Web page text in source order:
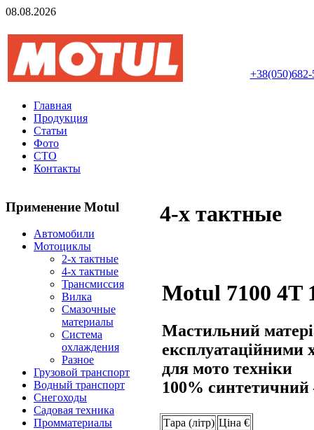
08.08.2026
+38(050)682-
Главная
Продукция
Статьи
Фото
СТО
Контакты
Применение Motul
Автомобили
Мотоциклы
2-х тактные
4-х тактные
Трансмиссия
Вилка
Смазочные
материалы
Система
охлаждения
Разное
Грузовой транспорт
Водный транспорт
Снегоходы
Садовая техника
Промматериалы
4-х тактные
Motul 7100 4T
Мастильний
експлуатаційними
для мото техніки
100% синтетичний
Тара (лiтр) Цiна €